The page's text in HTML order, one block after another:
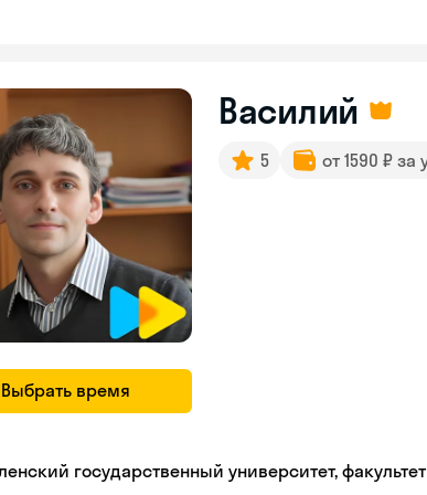
Выбрать время
Василий
5 от 1590 ₽ за
государственный университет,